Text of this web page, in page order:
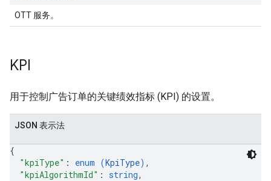
OTT 服务。
KPI
用于控制广告订单的关键绩效指标 (KPI) 的设置。
JSON 表示法
{
"kpiType" : enum (KpiType) ,
"kpiAlgorithmId" : string,